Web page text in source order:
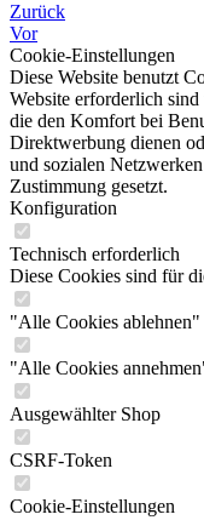
Zurück
Vor
Cookie-Einstellungen
Diese Website benutzt
Website erforderlich
die den Komfort bei
Direktwerbung dienen
und sozialen
Zustimmung gesetzt.
Konfiguration
Technisch erforderlich
Diese Cookies sind für
"Alle Cookies
"Alle Cookies
Ausgewählter Shop
CSRF-Token
Cookie-Einstellungen